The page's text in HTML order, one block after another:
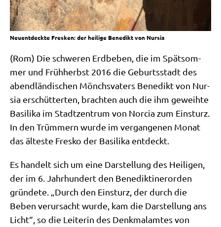
Neuentdeckte Fresken: der heilige Benedikt von Nursia
(Rom) Die schwe­ren Erd­be­ben, die im Spät­som­
mer und Früh­herbst 2016 die Geburts­stadt des
abend­län­di­schen Mönchs­va­ters Bene­dikt von Nur­
sia erschüt­ter­ten, brach­ten auch die ihm geweih­te
Basi­li­ka im Stadt­zen­trum von Nor­cia zum Ein­sturz.
In den Trüm­mern wur­de im ver­gan­ge­nen Monat
das älte­ste Fres­ko der Basi­li­ka entdeckt.
Es han­delt sich um eine Dar­stel­lung des Hei­li­gen,
der im 6. Jahr­hun­dert den Bene­dik­ti­ner­or­den
grün­de­te. „Durch den Ein­sturz, der durch die
Beben ver­ur­sacht wur­de, kam die Dar­stel­lung ans
Licht“, so die Lei­te­rin des Denk­mal­am­tes von